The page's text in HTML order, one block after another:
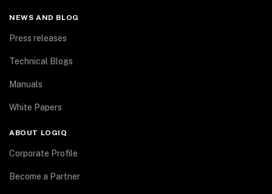
NEWS AND BLOG
Press releases
Technical Blogs
Manuals
White Papers
ABOUT LOGIQ
Corporate Profile
Become a Partner